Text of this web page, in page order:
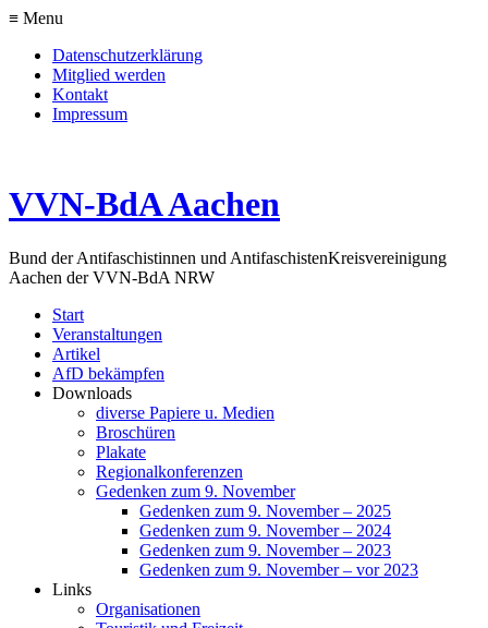
≡ Menu
Datenschutzerklärung
Mitglied werden
Kontakt
Impressum
VVN-BdA Aachen
Bund der Antifaschistinnen und AntifaschistenKreisvereinigung
Aachen der VVN-BdA NRW
Start
Veranstaltungen
Artikel
AfD bekämpfen
Downloads
diverse Papiere u. Medien
Broschüren
Plakate
Regionalkonferenzen
Gedenken zum 9. November
Gedenken zum 9. November – 2025
Gedenken zum 9. November – 2024
Gedenken zum 9. November – 2023
Gedenken zum 9. November – vor 2023
Links
Organisationen